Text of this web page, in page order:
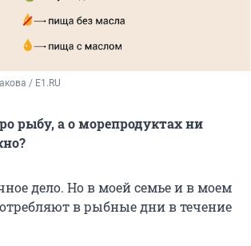
/ E1.RU
рыбу, а о морепродуктах ни
дело. Но в моей семье и в моем
в рыбные дни в течение